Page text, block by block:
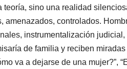
teoría, sino una realidad
amenazados, controlados.
instrumentalización
de familia y reciben
va a dejarse de una mujer?”,